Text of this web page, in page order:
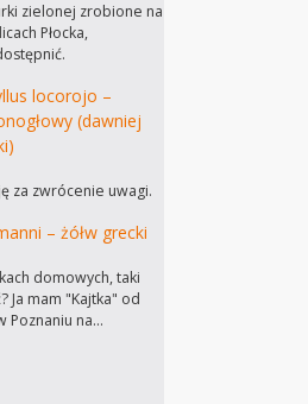
zielonej zrobione na
Płocka,
locorojo –
(dawniej
za zwrócenie uwagi.
– żółw grecki
domowych, taki
Ja mam "Kajtka" od
Poznaniu na…